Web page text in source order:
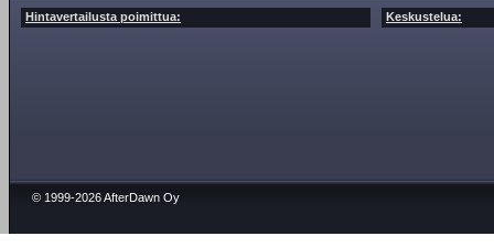
Hintavertailusta poimittua: Keskustelua:
© 1999-2026 AfterDawn Oy